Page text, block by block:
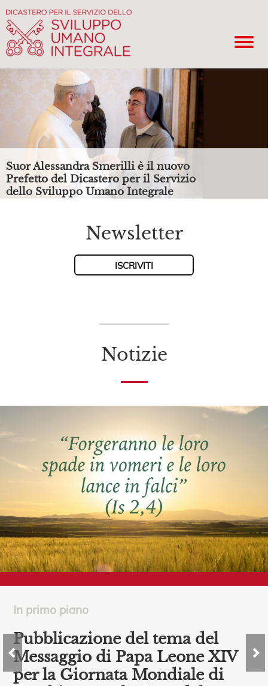
Suor Alessandra Smerilli è il nuovo
Prefetto del Dicastero per il Servizio
dello Sviluppo Umano Integrale
Newsletter
ISCRIVITI
Notizie
In primo piano
Pubblicazione del tema del
Messaggio di Papa Leone XIV
per la Giornata Mondiale di